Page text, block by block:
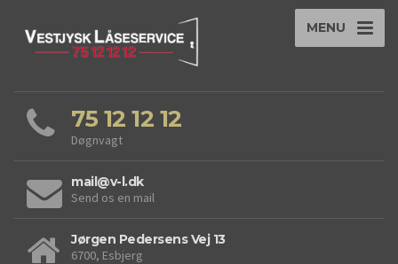
MENU
75 12 12 12
Døgnvagt
mail@v-l.dk
Send os en mail
Jørgen Pedersens Vej 13
6700, Esbjerg